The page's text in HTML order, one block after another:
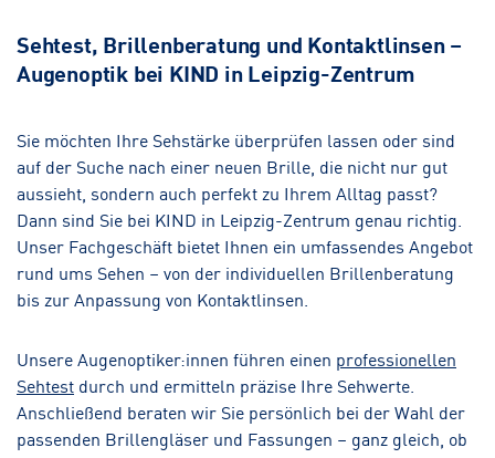
Sehtest, Brillenberatung und Kontaktlinsen –
Augenoptik bei KIND in Leipzig-Zentrum
Sie möchten Ihre Sehstärke überprüfen lassen oder sind
auf der Suche nach einer neuen Brille, die nicht nur gut
aussieht, sondern auch perfekt zu Ihrem Alltag passt?
Dann sind Sie bei KIND in Leipzig-Zentrum genau richtig.
Unser Fachgeschäft bietet Ihnen ein umfassendes Angebot
rund ums Sehen – von der individuellen Brillenberatung
bis zur Anpassung von Kontaktlinsen.
Unsere Augenoptiker:innen führen einen professionellen
Sehtest durch und ermitteln präzise Ihre Sehwerte.
Anschließend beraten wir Sie persönlich bei der Wahl der
passenden Brillengläser und Fassungen – ganz gleich, ob